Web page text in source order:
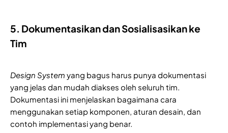
5. Dokumentasikan dan Sosialisasikan ke
Tim
Design System yang bagus harus punya dokumentasi
yang jelas dan mudah diakses oleh seluruh tim.
Dokumentasi ini menjelaskan bagaimana cara
menggunakan setiap komponen, aturan desain, dan
contoh implementasi yang benar.